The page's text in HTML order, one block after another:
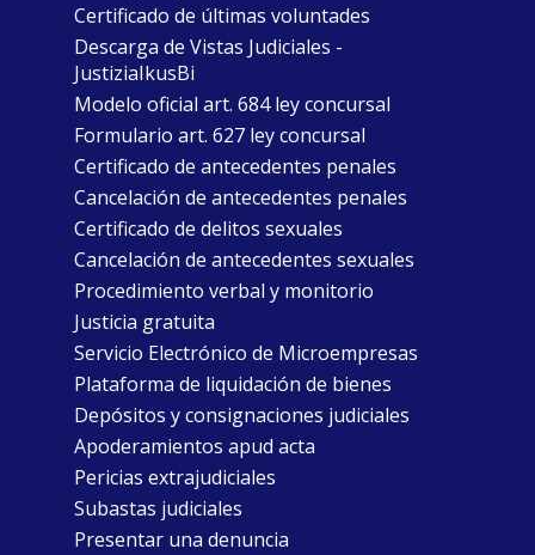
Certificado de últimas voluntades
Descarga de Vistas Judiciales -
JustiziaIkusBi
Modelo oficial art. 684 ley concursal
Formulario art. 627 ley concursal
Certificado de antecedentes penales
Cancelación de antecedentes penales
Certificado de delitos sexuales
Cancelación de antecedentes sexuales
Procedimiento verbal y monitorio
Justicia gratuita
Servicio Electrónico de Microempresas
Plataforma de liquidación de bienes
Depósitos y consignaciones judiciales
Apoderamientos apud acta
Pericias extrajudiciales
Subastas judiciales
Presentar una denuncia